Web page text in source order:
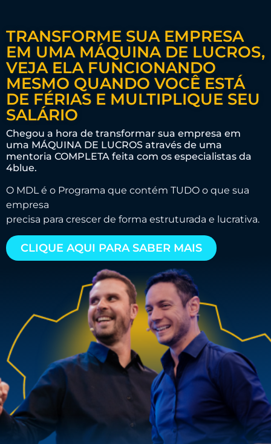
TRANSFORME SUA EMPRESA
EM UMA MÁQUINA DE LUCROS,
VEJA ELA FUNCIONANDO
MESMO QUANDO VOCÊ ESTÁ
DE FÉRIAS E MULTIPLIQUE SEU
SALÁRIO
Chegou a hora de transformar sua empresa em
uma MÁQUINA DE LUCROS através de uma
mentoria COMPLETA feita com os especialistas da
4blue.
O MDL é o Programa que contém TUDO o que sua
empresa
precisa para crescer de forma estruturada e lucrativa.
CLIQUE AQUI PARA SABER MAIS